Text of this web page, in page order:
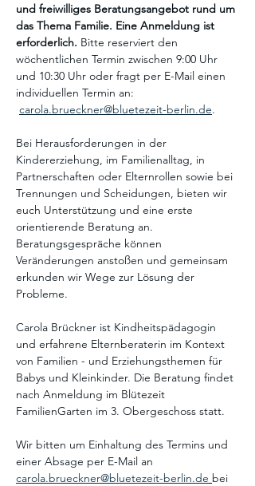
und freiwilliges Beratungsangebot rund um
das Thema Familie. Eine Anmeldung ist
erforderlich. Bitte reserviert den
wöchentlichen Termin zwischen 9:00 Uhr
und 10:30 Uhr oder fragt per E-Mail einen
individuellen Termin an:
carola.brueckner@bluetezeit-berlin.de.
Bei Herausforderungen in der
Kindererziehung, im Familienalltag, in
Partnerschaften oder Elternrollen sowie bei
Trennungen und Scheidungen, bieten wir
euch Unterstützung und eine erste
orientierende Beratung an.
Beratungsgespräche können
Veränderungen anstoßen und gemeinsam
erkunden wir Wege zur Lösung der
Probleme.
Carola Brückner ist Kindheitspädagogin
und erfahrene Elternberaterin im Kontext
von Familien - und Erziehungsthemen für
Babys und Kleinkinder. Die Beratung findet
nach Anmeldung im Blütezeit
FamilienGarten im 3. Obergeschoss statt.
Wir bitten um Einhaltung des Termins und
einer Absage per E-Mail an
carola.brueckner@bluetezeit-berlin.de bei